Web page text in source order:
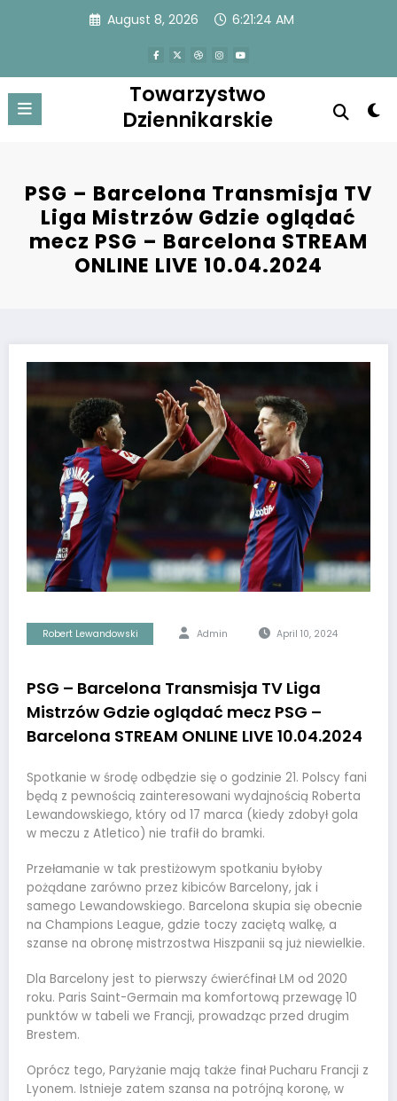
August 8, 2026 6:21:24 AM
Towarzystwo
Dziennikarskie
PSG – Barcelona Transmisja TV
Liga Mistrzów Gdzie oglądać
mecz PSG – Barcelona STREAM
ONLINE LIVE 10.04.2024
Robert Lewandowski Admin April 10, 2024
PSG – Barcelona Transmisja TV Liga
Mistrzów Gdzie oglądać mecz PSG –
Barcelona STREAM ONLINE LIVE 10.04.2024
Spotkanie w środę odbędzie się o godzinie 21. Polscy fani
będą z pewnością zainteresowani wydajnością Roberta
Lewandowskiego, który od 17 marca (kiedy zdobył gola
w meczu z Atletico) nie trafił do bramki.
Przełamanie w tak prestiżowym spotkaniu byłoby
pożądane zarówno przez kibiców Barcelony, jak i
samego Lewandowskiego. Barcelona skupia się obecnie
na Champions League, gdzie toczy zaciętą walkę, a
szanse na obronę mistrzostwa Hiszpanii są już niewielkie.
Dla Barcelony jest to pierwszy ćwierćfinał LM od 2020
roku. Paris Saint-Germain ma komfortową przewagę 10
punktów w tabeli we Francji, prowadząc przed drugim
Brestem.
Oprócz tego, Paryżanie mają także finał Pucharu Francji z
Lyonem. Istnieje zatem szansa na potrójną koronę, w